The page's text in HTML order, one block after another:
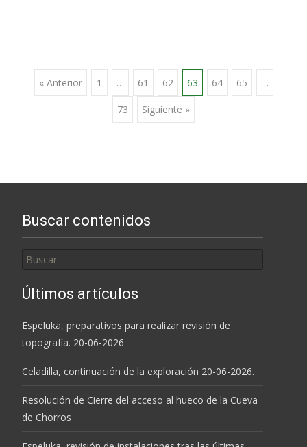
Ir
las
entradas
« Anterior 1 … 61 62 63 64 65 …
73 Siguiente »
Buscar contenidos
por:
Últimos artículos
Espeluka, preparativos para realizar revisión de
topografía. 20-06-2026
Celadilla, continuación de la exploración 20-06-2026.
Resolución de Cierre del acceso al hueco de la Cueva
de Chorros